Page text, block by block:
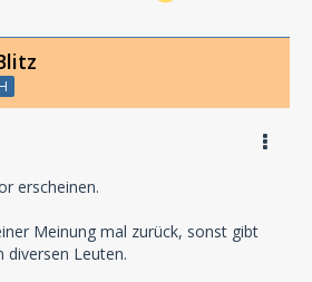
erscheinen.
Meinung mal zurück, sonst gibt
diversen Leuten.